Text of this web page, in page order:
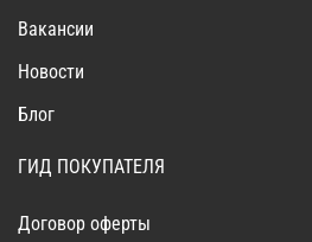
Вакансии
Новости
Блог
ГИД ПОКУПАТЕЛЯ
Договор оферты